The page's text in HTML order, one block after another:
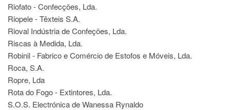
Riofato - Confecções, Lda.
Riopele - Têxteis S.A.
Rioval Indústria de Confeções, Lda.
Riscas à Medida, Lda.
Robinil - Fabrico e Comércio de Estofos e Móveis, Lda.
Roca, S.A.
Ropre, Lda
Rota do Fogo - Extintores, Lda.
S.O.S. Electrónica de Wanessa Rynaldo